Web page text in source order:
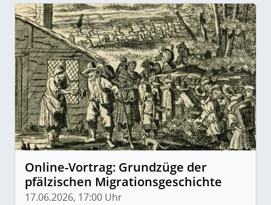
Online-Vortrag: Grundzüge der
pfälzischen Migrationsgeschichte
17.06.2026, 17:00 Uhr